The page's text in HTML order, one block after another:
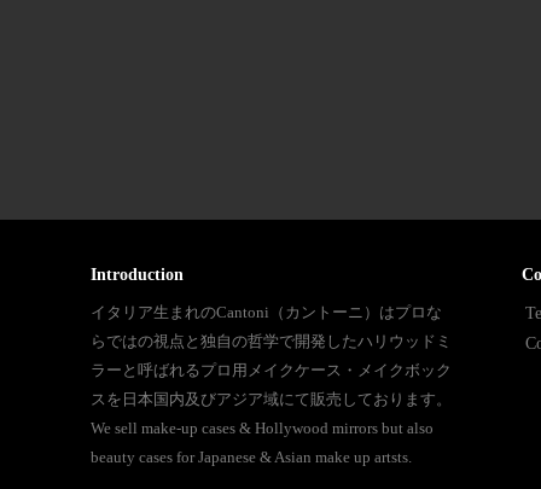
Introduction
イタリア生まれのCantoni（カントーニ）はプロな
らではの視点と独自の哲学で開発したハリウッドミ
ラーと呼ばれるプロ用メイクケース・メイクボック
スを日本国内及びアジア域にて販売しております。
We sell make-up cases & Hollywood mirrors but also
beauty cases for Japanese & Asian make up artsts.